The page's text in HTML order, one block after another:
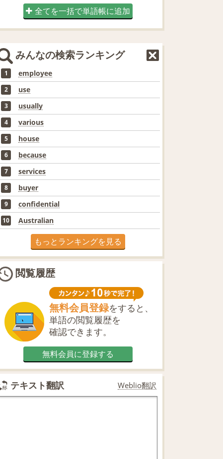
全てを一括で単語帳に追加
みんなの検索ランキング
1 employee
2 use
3 usually
4 various
5 house
6 because
7 services
8 buyer
9 confidential
10 Australian
もっとランキングを見る
閲覧履歴
無料会員登録をすると、
単語の閲覧履歴を
確認できます。
無料会員に登録する
テキスト翻訳 Weblio翻訳